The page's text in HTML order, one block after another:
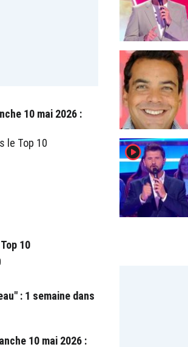
10 mai 2026 :
le Top 10
10
: 1 semaine dans
10 mai 2026 :
player2